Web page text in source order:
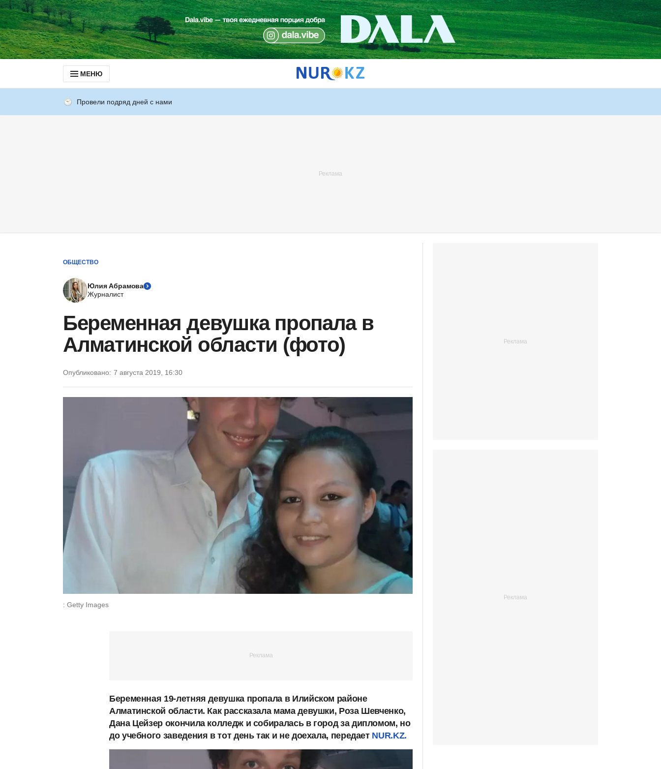
МЕНЮ
Провели подряд дней с нами
ОБЩЕСТВО
Юлия Абрамова
Журналист
Беременная девушка пропала в
Алматинской области (фото)
Опубликовано: 7 августа 2019, 16:30
: Getty Images
Беременная 19-летняя девушка пропала в Илийском районе
Алматинской области. Как рассказала мама девушки, Роза Шевченко,
Дана Цейзер окончила колледж и собиралась в город за дипломом, но
до учебного заведения в тот день так и не доехала, передает NUR.KZ.